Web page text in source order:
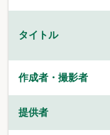
タイトル
作成者・撮影者
提供者